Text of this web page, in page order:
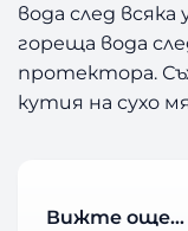
вода след
гореща вода
протектора.
кутия на сухо
Вижте още…